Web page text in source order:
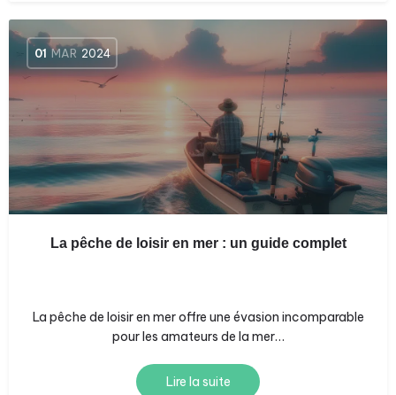
01 MAR 2024
La pêche de loisir en mer : un guide complet
La pêche de loisir en mer offre une évasion incomparable
pour les amateurs de la mer…
Lire la suite